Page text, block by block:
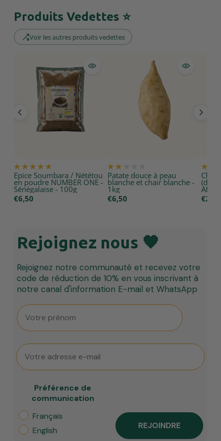
Produits Vedettes ⭐️
Voir les autres produits vedettes
Épice Soumbara / Nététou
en poudre NUMBER ONE -
Sénégalaise - 100g
€6,50
Patate douce à peau
blanche et chair blanche -
1kg
€6,50
€2,25
Rejoignez nous 🧡
Rejoignez notre communauté et recevez votre
code de réduction de 10% en vous inscrivant à
notre canal d'information E-mail et WhatsApp
Email
Préférence de
communication
Français
English
REJOINDRE